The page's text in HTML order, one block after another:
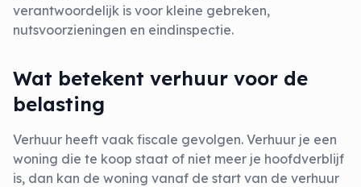
verantwoordelijk is voor kleine gebreken,
nutsvoorzieningen en eindinspectie.
Wat betekent verhuur voor de
belasting
Verhuur heeft vaak fiscale gevolgen. Verhuur je een
woning die te koop staat of niet meer je hoofdverblijf
is, dan kan de woning vanaf de start van de verhuur